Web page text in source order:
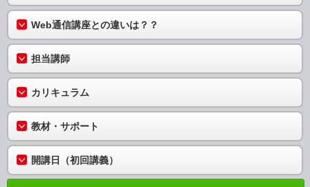
Web通信講座との違いは？？
担当講師
カリキュラム
教材・サポート
開講日（初回講義）